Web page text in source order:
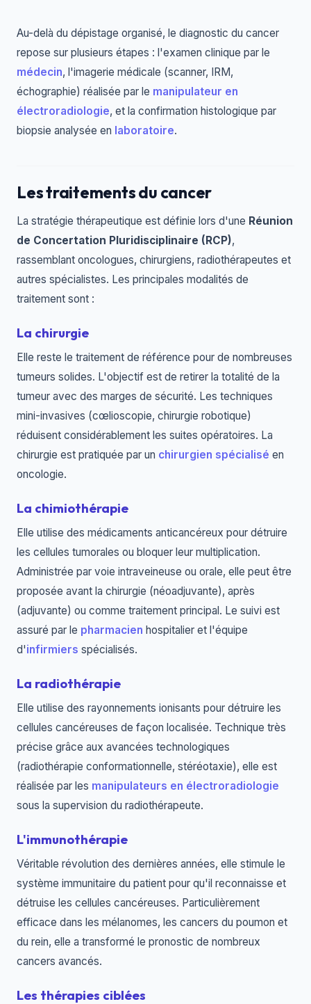
Au-delà du dépistage organisé, le diagnostic du cancer
repose sur plusieurs étapes : l'examen clinique par le
médecin, l'imagerie médicale (scanner, IRM,
échographie) réalisée par le manipulateur en
électroradiologie, et la confirmation histologique par
biopsie analysée en laboratoire.
Les traitements du cancer
La stratégie thérapeutique est définie lors d'une Réunion
de Concertation Pluridisciplinaire (RCP),
rassemblant oncologues, chirurgiens, radiothérapeutes et
autres spécialistes. Les principales modalités de
traitement sont :
La chirurgie
Elle reste le traitement de référence pour de nombreuses
tumeurs solides. L'objectif est de retirer la totalité de la
tumeur avec des marges de sécurité. Les techniques
mini-invasives (cœlioscopie, chirurgie robotique)
réduisent considérablement les suites opératoires. La
chirurgie est pratiquée par un chirurgien spécialisé en
oncologie.
La chimiothérapie
Elle utilise des médicaments anticancéreux pour détruire
les cellules tumorales ou bloquer leur multiplication.
Administrée par voie intraveineuse ou orale, elle peut être
proposée avant la chirurgie (néoadjuvante), après
(adjuvante) ou comme traitement principal. Le suivi est
assuré par le pharmacien hospitalier et l'équipe
d'infirmiers spécialisés.
La radiothérapie
Elle utilise des rayonnements ionisants pour détruire les
cellules cancéreuses de façon localisée. Technique très
précise grâce aux avancées technologiques
(radiothérapie conformationnelle, stéréotaxie), elle est
réalisée par les manipulateurs en électroradiologie
sous la supervision du radiothérapeute.
L'immunothérapie
Véritable révolution des dernières années, elle stimule le
système immunitaire du patient pour qu'il reconnaisse et
détruise les cellules cancéreuses. Particulièrement
efficace dans les mélanomes, les cancers du poumon et
du rein, elle a transformé le pronostic de nombreux
cancers avancés.
Les thérapies ciblées